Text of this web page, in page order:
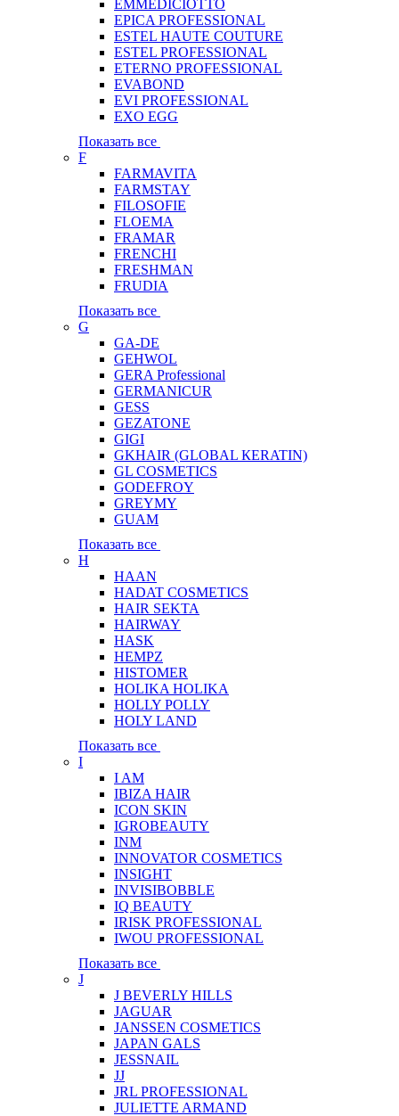
EMMEDICIOTTO
EPICA PROFESSIONAL
ESTEL HAUTE COUTURE
ESTEL PROFESSIONAL
ETERNO PROFESSIONAL
EVABOND
EVI PROFESSIONAL
EXO EGG
Показать все
F
FARMAVITA
FARMSTAY
FILOSOFIE
FLOEMA
FRAMAR
FRENCHI
FRESHMAN
FRUDIA
Показать все
G
GA-DE
GEHWOL
GERA Professional
GERMANICUR
GESS
GEZATONE
GIGI
GKHAIR (GLOBAL КЕRATIN)
GL COSMETICS
GODEFROY
GREYMY
GUAM
Показать все
H
HAAN
HADAT COSMETICS
HAIR SEKTA
HAIRWAY
HASK
HEMPZ
HISTOMER
HOLIKA HOLIKA
HOLLY POLLY
HOLY LAND
Показать все
I
I AM
IBIZA HAIR
ICON SKIN
IGROBEAUTY
INM
INNOVATOR COSMETICS
INSIGHT
INVISIBOBBLE
IQ BEAUTY
IRISK PROFESSIONAL
IWOU PROFESSIONAL
Показать все
J
J BEVERLY HILLS
JAGUAR
JANSSEN COSMETICS
JAPAN GALS
JESSNAIL
JJ
JRL PROFESSIONAL
JULIETTE ARMAND